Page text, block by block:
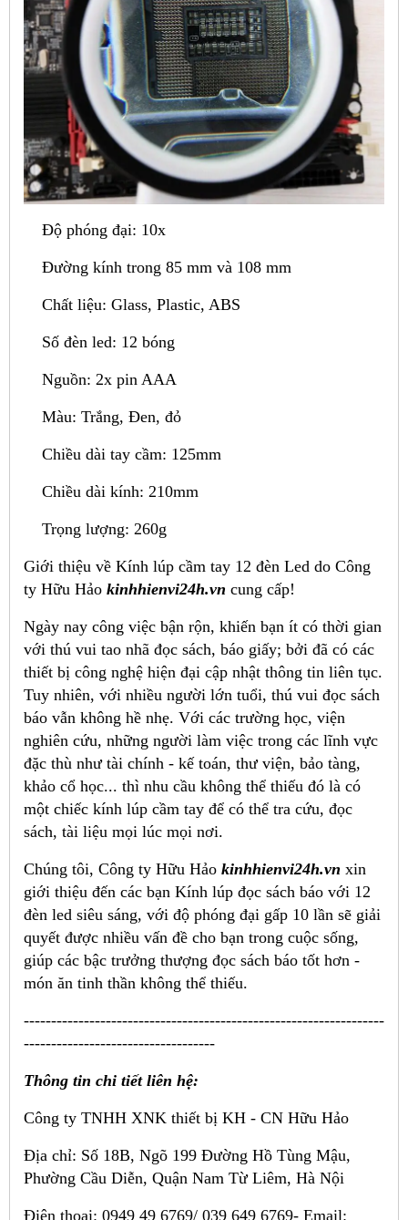
Độ phóng đại: 10x
Đường kính trong 85 mm và 108 mm
Chất liệu: Glass, Plastic, ABS
Số đèn led: 12 bóng
Nguồn: 2x pin AAA
Màu: Trắng, Đen, đỏ
Chiều dài tay cầm: 125mm
Chiều dài kính: 210mm
Trọng lượng: 260g
Giới thiệu về Kính lúp cầm tay 12 đèn Led do Công
ty Hữu Hảo kinhhienvi24h.vn cung cấp!
Ngày nay công việc bận rộn, khiến bạn ít có thời gian
với thú vui tao nhã đọc sách, báo giấy; bởi đã có các
thiết bị công nghệ hiện đại cập nhật thông tin liên tục.
Tuy nhiên, với nhiều người lớn tuổi, thú vui đọc sách
báo vẫn không hề nhẹ. Với các trường học, viện
nghiên cứu, những người làm việc trong các lĩnh vực
đặc thù như tài chính - kế toán, thư viện, bảo tàng,
khảo cổ học... thì nhu cầu không thể thiếu đó là có
một chiếc kính lúp cầm tay để có thể tra cứu, đọc
sách, tài liệu mọi lúc mọi nơi.
Chúng tôi, Công ty Hữu Hảo kinhhienvi24h.vn xin
giới thiệu đến các bạn Kính lúp đọc sách báo với 12
đèn led siêu sáng, với độ phóng đại gấp 10 lần sẽ giải
quyết được nhiều vấn đề cho bạn trong cuộc sống,
giúp các bậc trưởng thượng đọc sách báo tốt hơn -
món ăn tinh thần không thể thiếu.
------------------------------------------------------------------
-----------------------------------
Thông tin chi tiết liên hệ:
Công ty TNHH XNK thiết bị KH - CN Hữu Hảo
Địa chỉ: Số 18B, Ngõ 199 Đường Hồ Tùng Mậu,
Phường Cầu Diễn, Quận Nam Từ Liêm, Hà Nội
Điện thoại: 0949 49 6769/ 039 649 6769- Email: